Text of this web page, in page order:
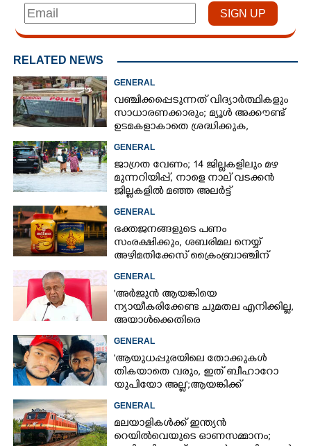
RELATED NEWS
GENERAL
വഞ്ചിക്കപ്പെടുന്നത് വിദ്യാർത്ഥികളും
സാധാരണക്കാരും; മ്യൂൾ അക്കൗണ്ട്
ഉടമകളാകാതെ ശ്രദ്ധിക്കുക,
നിർദ്ദേശങ്ങളുമായി പൊലീസ്
GENERAL
ജാഗ്രത വേണം; 14 ജില്ലകളിലും മഴ
മുന്നറിയിപ്പ്, നാളെ നാല് വടക്കൻ
ജില്ലകളിൽ മഞ്ഞ അലർട്ട്
GENERAL
ഭക്തജനങ്ങളുടെ പണം
സംരക്ഷിക്കും, ശബരിമല നെയ്യ്
അഴിമതിക്കേസ് ക്രൈംബ്രാഞ്ചിന്
വിടുമെന്ന് കെ മുരളീധരൻ
GENERAL
'അർജുൻ ആയങ്കിയെ
ന്യായീകരിക്കേണ്ട ചുമതല എനിക്കില്ല,
അയാൾക്കെതിരെ
നടപടിയെടുത്തോട്ടെ'
GENERAL
'ആയുധപ്പുരയിലെ തോക്കുകൾ
തികയാതെ വരും, ഇത് ബീഹാറോ
യുപിയോ അല്ല';ആയങ്കിക്ക്
പിന്തുണയുമായി ആകാശ് തില്ലങ്കേരി
GENERAL
മലയാളികൾക്ക് ഇന്ത്യൻ
റെയിൽവെയുടെ ഓണസമ്മാനം;